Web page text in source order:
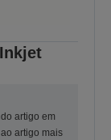
artigo em
artigo mais